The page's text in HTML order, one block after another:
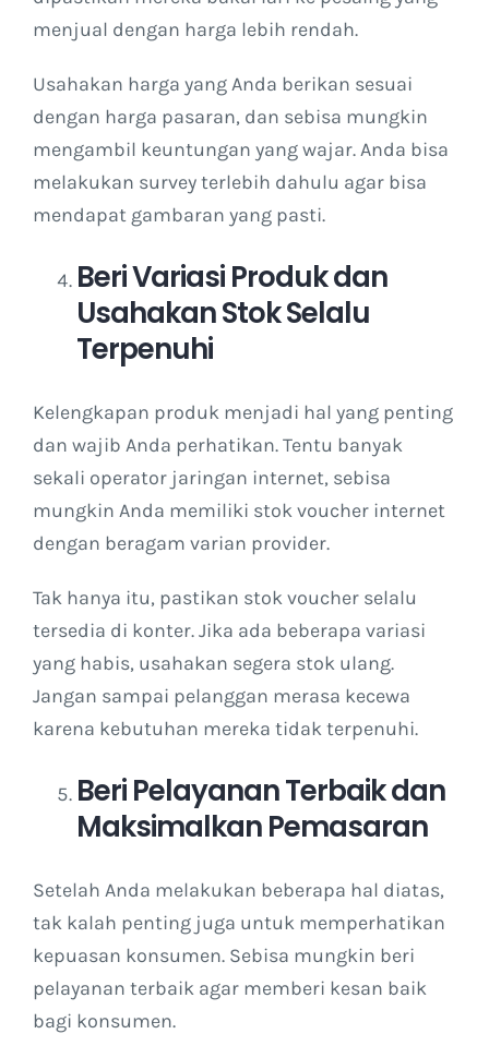
menjual dengan harga lebih rendah.
Usahakan harga yang Anda berikan sesuai
dengan harga pasaran, dan sebisa mungkin
mengambil keuntungan yang wajar. Anda bisa
melakukan survey terlebih dahulu agar bisa
mendapat gambaran yang pasti.
Beri Variasi Produk dan
Usahakan Stok Selalu
Terpenuhi
Kelengkapan produk menjadi hal yang penting
dan wajib Anda perhatikan. Tentu banyak
sekali operator jaringan internet, sebisa
mungkin Anda memiliki stok voucher internet
dengan beragam varian provider.
Tak hanya itu, pastikan stok voucher selalu
tersedia di konter. Jika ada beberapa variasi
yang habis, usahakan segera stok ulang.
Jangan sampai pelanggan merasa kecewa
karena kebutuhan mereka tidak terpenuhi.
Beri Pelayanan Terbaik dan
Maksimalkan Pemasaran
Setelah Anda melakukan beberapa hal diatas,
tak kalah penting juga untuk memperhatikan
kepuasan konsumen. Sebisa mungkin beri
pelayanan terbaik agar memberi kesan baik
bagi konsumen.